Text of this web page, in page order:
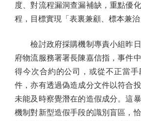
度、對流程漏洞查漏補缺，重點優
程，目標實現「表裏兼顧、標本兼治
檢討政府採購機制專責小組昨日
府物流服務署署長陳嘉信指，事件
得今次合約的公司，或從不正當
件，亦有透過偽造成分文件以符合
未能及時察覺潛在的造假成分。這
機制對新型造假手段的識別盲區，